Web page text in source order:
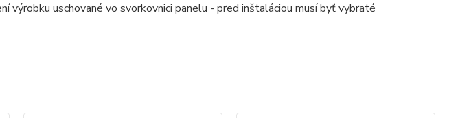
výrobku uschované vo svorkovnici panelu - pred inštaláciou musí byť vybraté